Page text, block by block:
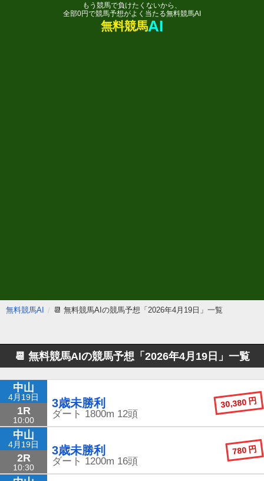
もう競馬で負けたくないから、
全部0円で競馬予想がよく当たる無料競馬AI
無料競馬AI
無料競馬AI 📆 無料競馬AIの競馬予想「2026年4月19日」一覧
📆 無料競馬AIの競馬予想 「2026年4月19日」一覧
中山
4月19日
1R
10:00
3歳未勝利
ダート 1800m 12頭
30,380 円
中山
4月19日
2R
10:30
3歳未勝利
ダート 1200m 16頭
780 円